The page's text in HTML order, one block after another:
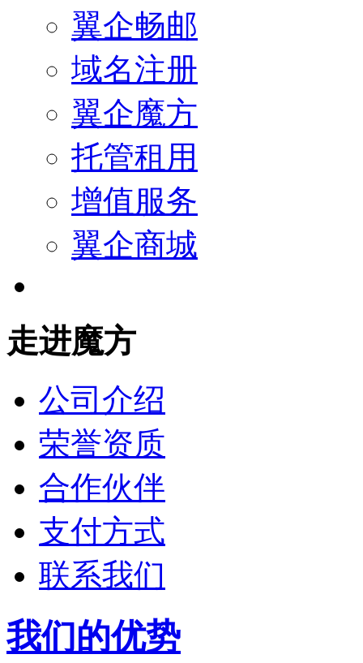
翼企畅邮
域名注册
翼企魔方
托管租用
增值服务
翼企商城
走进魔方
公司介绍
荣誉资质
合作伙伴
支付方式
联系我们
我们的优势